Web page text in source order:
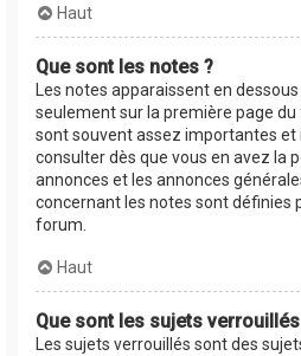
Haut
Que sont les notes ?
Les notes apparaissent en
seulement sur la première page
sont souvent assez importantes et
consulter dès que vous en avez la
annonces et les annonces
concernant les notes sont définies
forum.
Haut
Que sont les sujets
Les sujets verrouillés sont des